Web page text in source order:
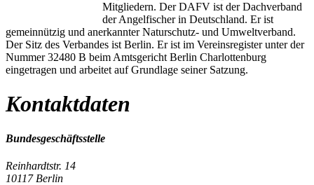
Mitgliedern. Der DAFV ist der Dachverband
der Angelfischer in Deutschland. Er ist
gemeinnützig und anerkannter Naturschutz- und Umweltverband.
Der Sitz des Verbandes ist Berlin. Er ist im Vereinsregister unter der
Nummer 32480 B beim Amtsgericht Berlin Charlottenburg
eingetragen und arbeitet auf Grundlage seiner Satzung.
Kontaktdaten
Bundesgeschäftsstelle
Reinhardtstr. 14
10117 Berlin